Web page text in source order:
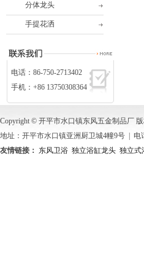
分体龙头
手提花洒
电话：86-750-2713402
手机：+86 13750308364
Copyright © 开平市水口镇东风五金制品厂
地址：开平市水口镇亚洲厨卫城4幢9号 | 电
友情链接： 东风卫浴 独立浴缸龙头 独立式